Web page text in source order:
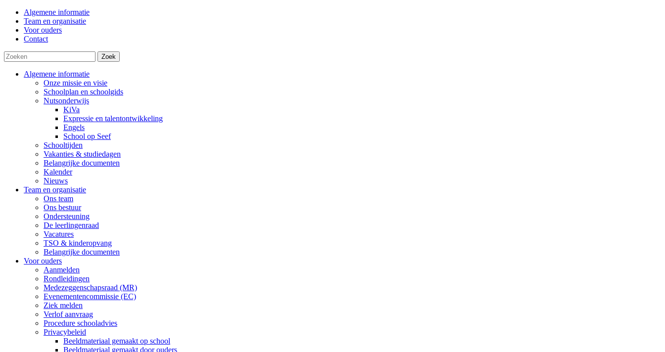
Algemene informatie
Team en organisatie
Voor ouders
Contact
Zoek
Algemene informatie
Onze missie en visie
Schoolplan en schoolgids
Nutsonderwijs
KiVa
Expressie en talentontwikkeling
Engels
School op Seef
Schooltijden
Vakanties & studiedagen
Belangrijke documenten
Kalender
Nieuws
Team en organisatie
Ons team
Ons bestuur
Ondersteuning
De leerlingenraad
Vacatures
TSO & kinderopvang
Belangrijke documenten
Voor ouders
Aanmelden
Rondleidingen
Medezeggenschapsraad (MR)
Evenementencommissie (EC)
Ziek melden
Verlof aanvraag
Procedure schooladvies
Privacybeleid
Beeldmateriaal gemaakt op school
Beeldmateriaal gemaakt door ouders